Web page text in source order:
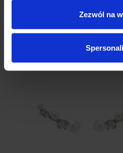
Zezwól na